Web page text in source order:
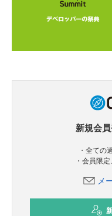
新規会
・全ての
・会員限
メ